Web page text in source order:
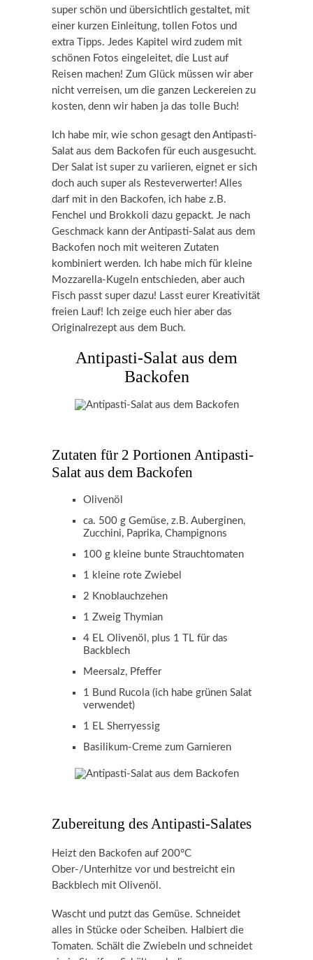
super schön und übersichtlich gestaltet, mit
einer kurzen Einleitung, tollen Fotos und
extra Tipps. Jedes Kapitel wird zudem mit
schönen Fotos eingeleitet, die Lust auf
Reisen machen! Zum Glück müssen wir aber
nicht verreisen, um die ganzen Leckereien zu
kosten, denn wir haben ja das tolle Buch!
Ich habe mir, wie schon gesagt den Antipasti-
Salat aus dem Backofen für euch ausgesucht.
Der Salat ist super zu variieren, eignet er sich
doch auch super als Resteverwerter! Alles
darf mit in den Backofen, ich habe z.B.
Fenchel und Brokkoli dazu gepackt. Je nach
Geschmack kann der Antipasti-Salat aus dem
Backofen noch mit weiteren Zutaten
kombiniert werden. Ich habe mich für kleine
Mozzarella-Kugeln entschieden, aber auch
Fisch passt super dazu! Lasst eurer Kreativität
freien Lauf! Ich zeige euch hier aber das
Originalrezept aus dem Buch.
Antipasti-Salat aus dem
Backofen
Zutaten für 2 Portionen Antipasti-
Salat aus dem Backofen
Olivenöl
ca. 500 g Gemüse, z.B. Auberginen,
Zucchini, Paprika, Champignons
100 g kleine bunte Strauchtomaten
1 kleine rote Zwiebel
2 Knoblauchzehen
1 Zweig Thymian
4 EL Olivenöl, plus 1 TL für das
Backblech
Meersalz, Pfeffer
1 Bund Rucola (ich habe grünen Salat
verwendet)
1 EL Sherryessig
Basilikum-Creme zum Garnieren
Zubereitung des Antipasti-Salates
Heizt den Backofen auf 200°C
Ober-/Unterhitze vor und bestreicht ein
Backblech mit Olivenöl.
Wascht und putzt das Gemüse. Schneidet
alles in Stücke oder Scheiben. Halbiert die
Tomaten. Schält die Zwiebeln und schneidet